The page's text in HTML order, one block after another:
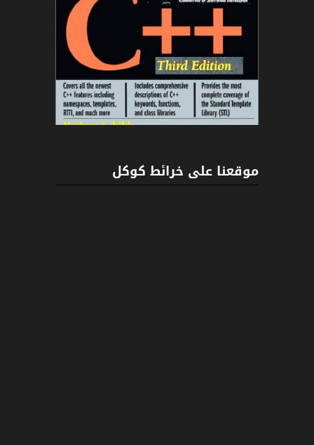
موقعنا على خرائط كوكل